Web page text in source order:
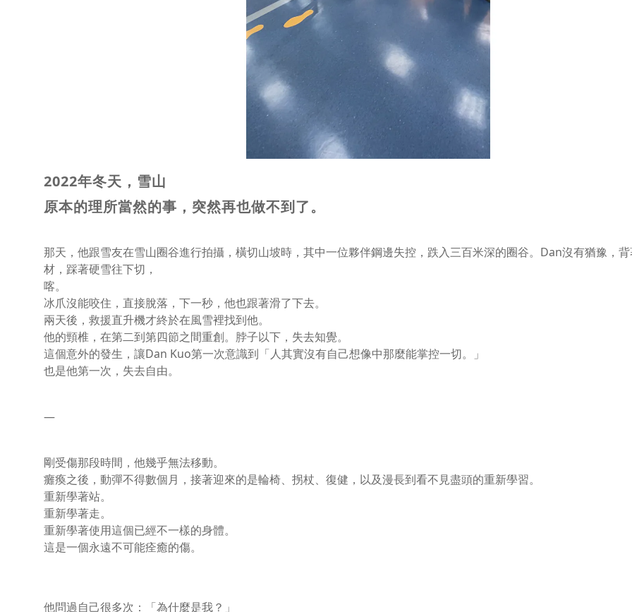
2022年冬天，雪山
原本的理所當然的事，突然再也做不到了。
那天，他跟雪友在雪山圈谷進行拍攝，橫切山坡時，其中一位夥伴鋼邊失控，跌入三百米深的圈谷。Dan沒有猶豫，
材，踩著硬雪往下切，
喀。
冰爪沒能咬住，直接脫落，下一秒，他也跟著滑了下去。
兩天後，救援直升機才終於在風雪裡找到他。
他的頸椎，在第二到第四節之間重創。脖子以下，失去知覺。
這個意外的發生，讓Dan Kuo第一次意識到「人其實沒有自己想像中那麼能掌控一切。」
也是他第一次，失去自由。
—
剛受傷那段時間，他幾乎無法移動。
癱瘓之後，動彈不得數個月，接著迎來的是輪椅、拐杖、復健，以及漫長到看不見盡頭的重新學習。
重新學著站。
重新學著走。
重新學著使用這個已經不一樣的身體。
這是一個永遠不可能痊癒的傷。
他問過自己很多次：「為什麼是我？」